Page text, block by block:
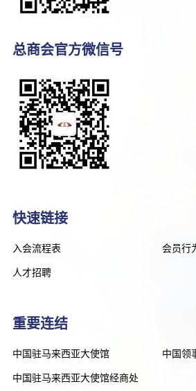
总商会官方微信号
快速链接
入会流程表 会员行
人才招聘
重要连结
中国驻马来西亚大使馆 中国领
中国驻马来西亚大使馆经商处